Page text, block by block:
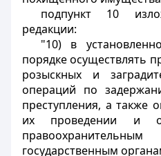
подпункт 10
редакции:
"10) в
порядке осуществлять
розыскных и
операций по
преступления, а также
их проведении и
государственным